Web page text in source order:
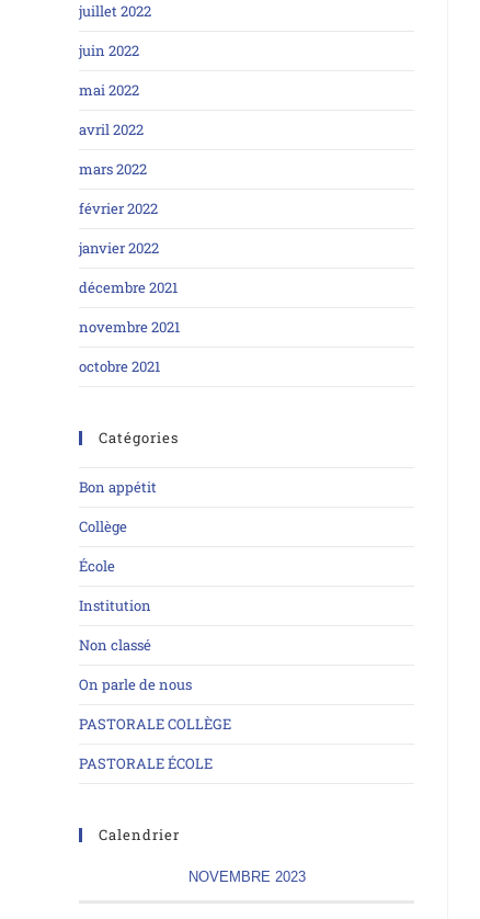
juillet 2022
juin 2022
mai 2022
avril 2022
mars 2022
février 2022
janvier 2022
décembre 2021
novembre 2021
octobre 2021
Catégories
Bon appétit
Collège
École
Institution
Non classé
On parle de nous
PASTORALE COLLÈGE
PASTORALE ÉCOLE
Calendrier
NOVEMBRE 2023